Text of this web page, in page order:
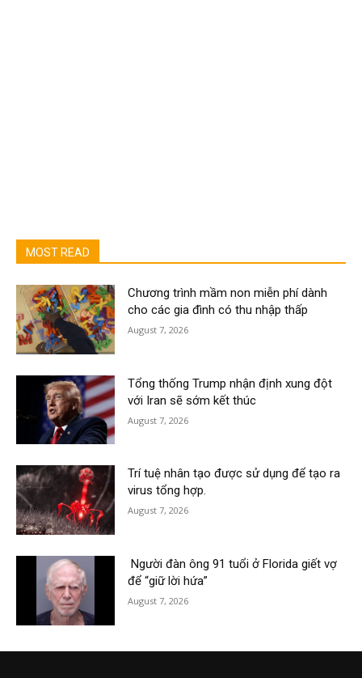
MOST READ
Chương trình mầm non miễn phí dành
cho các gia đình có thu nhập thấp
August 7, 2026
Tổng thống Trump nhận định xung đột
với Iran sẽ sớm kết thúc
August 7, 2026
Trí tuệ nhân tạo được sử dụng để tạo ra
virus tổng hợp.
August 7, 2026
Người đàn ông 91 tuổi ở Florida giết vợ
để “giữ lời hứa”
August 7, 2026